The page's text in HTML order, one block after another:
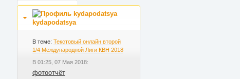
kydapodatsya
В теме: Текстовый онлайн второй
1/4 Международной Лиги КВН 2018
В 01:25, 07 Мая 2018:
фотоотчёт